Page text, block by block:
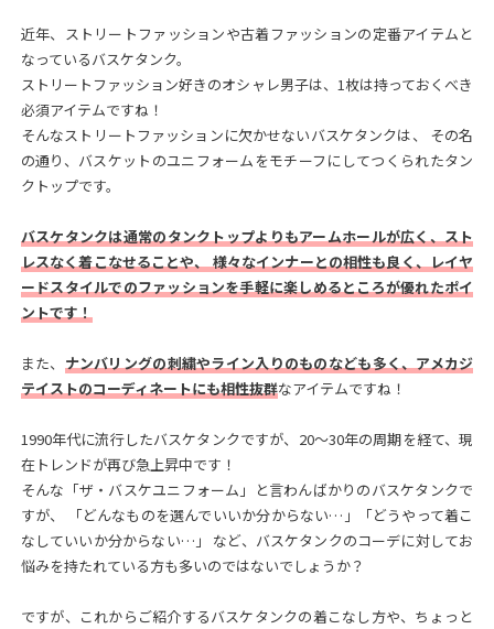
近年、ストリートファッションや古着ファッションの定番アイテムと
なっているバスケタンク。
ストリートファッション好きのオシャレ男子は、1枚は持っておくべき
必須アイテムですね！
そんなストリートファッションに欠かせないバスケタンクは、 その名
の通り、バスケットのユニフォームをモチーフにしてつくられたタン
クトップです。
バスケタンクは通常のタンクトップよりもアームホールが広く、スト
レスなく着こなせることや、 様々なインナーとの相性も良く、レイヤ
ードスタイルでのファッションを手軽に楽しめるところが優れたポイ
ントです！
また、 ナンバリングの刺繍やライン入りのものなども多く、アメカジ
テイストのコーディネートにも相性抜群なアイテムですね！
1990年代に流行したバスケタンクですが、20～30年の周期を経て、現
在トレンドが再び急上昇中です！
そんな「ザ・バスケユニフォーム」と言わんばかりのバスケタンクで
すが、 「どんなものを選んでいいか分からない…」「どうやって着こ
なしていいか分からない…」 など、バスケタンクのコーデに対してお
悩みを持たれている方も多いのではないでしょうか？
ですが、これからご紹介するバスケタンクの着こなし方や、ちょっと